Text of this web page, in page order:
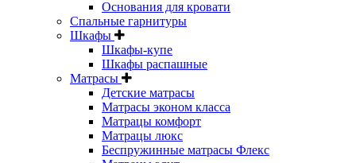
Основания для кровати
Спальные гарнитуры
Шкафы
Шкафы-купе
Шкафы распашные
Матрасы
Детские матрасы
Матрасы эконом класса
Матрацы комфорт
Матрацы люкс
Беспружинные матрасы Флекс